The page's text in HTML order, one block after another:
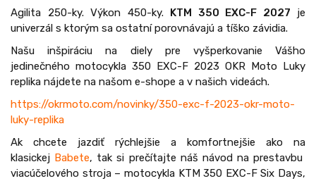
Agilita 250-ky. Výkon 450-ky. KTM 350 EXC-F 2027 je
univerzál s ktorým sa ostatní porovnávajú a tíško závidia.
Našu inšpiráciu na diely pre vyšperkovanie Vášho
jedinečného motocykla 350 EXC-F 2023 OKR Moto Luky
replika nájdete na našom e-shope a v našich videách.
https://okrmoto.com/novinky/350-exc-f-2023-okr-moto-
luky-replika
Ak chcete jazdiť rýchlejšie a komfortnejšie ako na
klasickej Babete, tak si prečítajte náš návod na prestavbu
viacúčelového stroja – motocykla KTM 350 EXC-F Six Days,